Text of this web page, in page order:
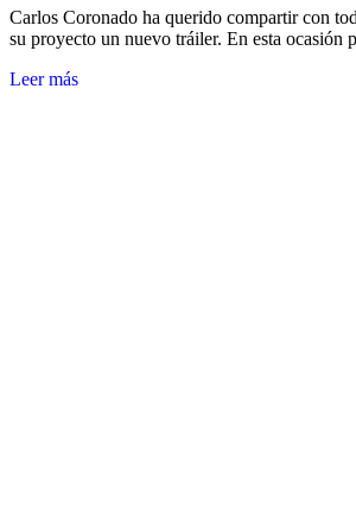
Carlos Coronado ha querido compartir con
su proyecto un nuevo tráiler. En esta ocasión
Leer más